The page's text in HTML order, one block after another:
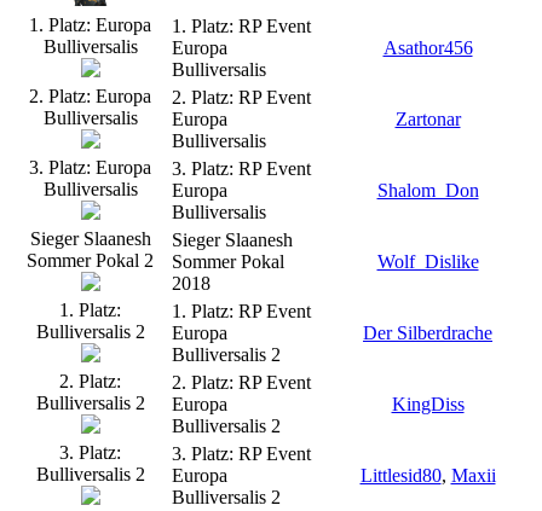
1. Platz: Europa
Bulliversalis
1. Platz: RP Event
Europa
Bulliversalis
Asathor456
2. Platz: Europa
Bulliversalis
2. Platz: RP Event
Europa
Bulliversalis
Zartonar
3. Platz: Europa
Bulliversalis
3. Platz: RP Event
Europa
Bulliversalis
Shalom_Don
Sieger Slaanesh
Sommer Pokal 2
Sieger Slaanesh
Sommer Pokal
2018
Wolf_Dislike
1. Platz:
Bulliversalis 2
1. Platz: RP Event
Europa
Bulliversalis 2
Der Silberdrache
2. Platz:
Bulliversalis 2
2. Platz: RP Event
Europa
Bulliversalis 2
KingDiss
3. Platz:
Bulliversalis 2
3. Platz: RP Event
Europa
Bulliversalis 2
Littlesid80, Maxii